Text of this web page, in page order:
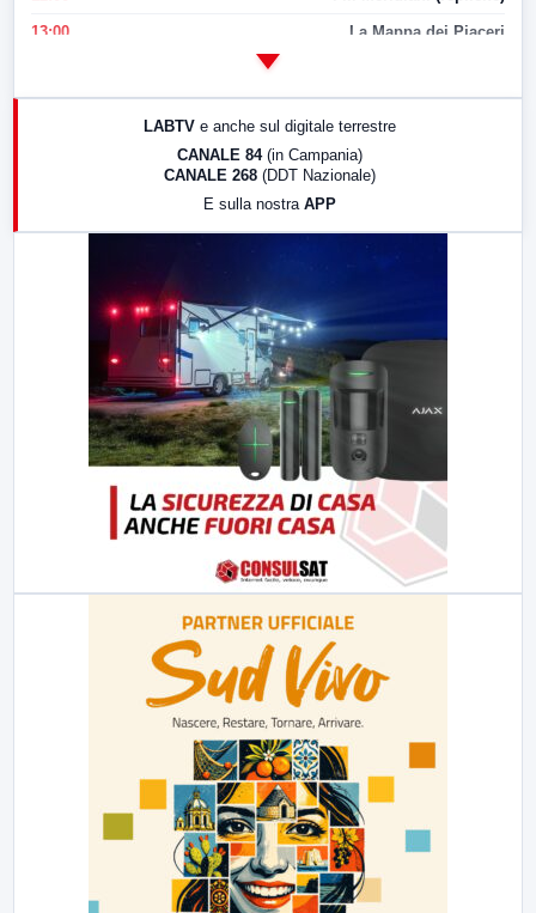
13:00 La Mappa dei Piaceri
LABTV e anche sul digitale terrestre
CANALE 84 (in Campania)
CANALE 268 (DDT Nazionale)
E sulla nostra APP